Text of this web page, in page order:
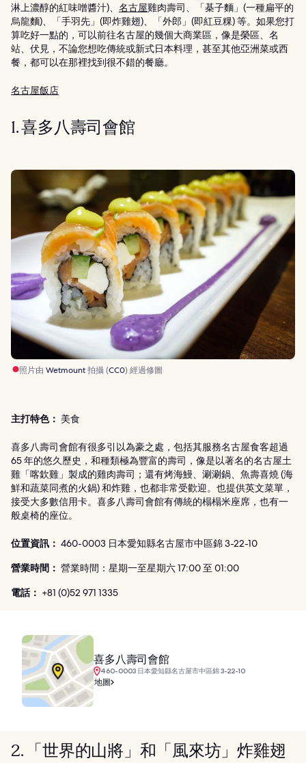
淋上濃醇的紅味噌醬汁)、 名古屋雞肉壽司、「棊子麵」(一種扁平的
烏龍麵)、「手羽先」(即炸雞翅)、「外郎」(即紅豆粿) 等。如果您打
算吃好一點的，可以前往名古屋的幾個大商業區，像是榮區、名
站、伏見，不論您想吃傳統或新式日本料理，甚至其他亞洲菜或西
餐，都可以在那裡找到很不錯的餐廳。
名古屋飯店
1. 喜多八壽司會館
照片由 Wetmount拍攝 (CC0) 經過修圖
主打特色： 美食
喜多八壽司會館有很多引以為豪之處，包括其服務名古屋食客超過
65 年的悠久歷史，和種類極為豐富的壽司，像是以著名的名古屋土
雞「喀欽雞」製成的雞肉壽司；還有烤海鰻、涮涮鍋、魚壽喜燒 (海
鮮和蔬菜同煮的火鍋) 和炸雞，也都非常受歡迎。也提供英文菜單，
接受大多數信用卡。喜多八壽司會館有傳統的榻榻米座席，也有一
般桌椅的座位。
位置資訊： 460-0003 日本愛知縣名古屋市中區錦 3-22-10
營業時間： 營業時間：星期一至星期六 17:00 至 01:00
電話： +81 (0)52 971 1335
喜多八壽司會館
460-0003 日本愛知縣名古屋市中區錦 3-22-10
地圖
2. 「世界的山將」和「風來坊」炸雞翅